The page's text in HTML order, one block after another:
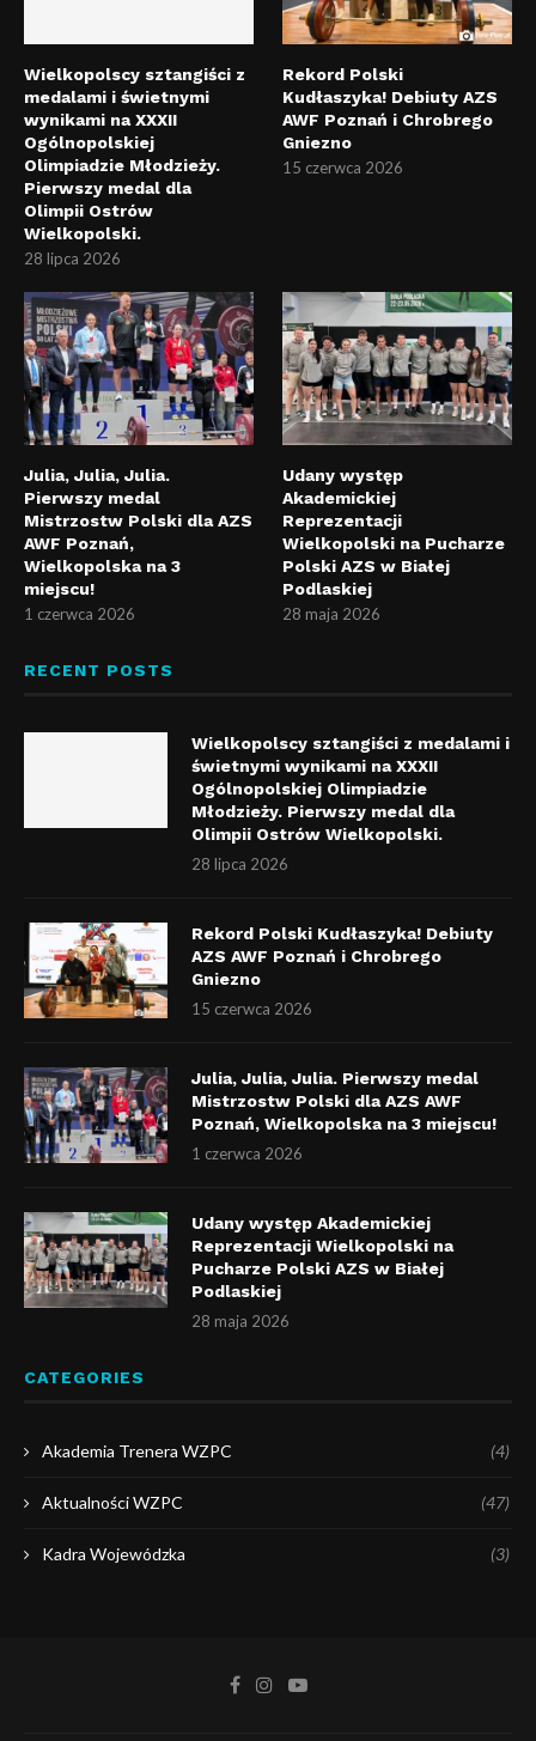
Wielkopolscy sztangiści z
medalami i świetnymi
wynikami na XXXII
Ogólnopolskiej
Olimpiadzie Młodzieży.
Pierwszy medal dla
Olimpii Ostrów
Wielkopolski.
28 lipca 2026
Rekord Polski
Kudłaszyka! Debiuty AZS
AWF Poznań i Chrobrego
Gniezno
15 czerwca 2026
Julia, Julia, Julia.
Pierwszy medal
Mistrzostw Polski dla AZS
AWF Poznań,
Wielkopolska na 3
miejscu!
1 czerwca 2026
Udany występ
Akademickiej
Reprezentacji
Wielkopolski na Pucharze
Polski AZS w Białej
Podlaskiej
28 maja 2026
RECENT POSTS
Wielkopolscy sztangiści z medalami i
świetnymi wynikami na XXXII
Ogólnopolskiej Olimpiadzie
Młodzieży. Pierwszy medal dla
Olimpii Ostrów Wielkopolski.
28 lipca 2026
Rekord Polski Kudłaszyka! Debiuty
AZS AWF Poznań i Chrobrego
Gniezno
15 czerwca 2026
Julia, Julia, Julia. Pierwszy medal
Mistrzostw Polski dla AZS AWF
Poznań, Wielkopolska na 3 miejscu!
1 czerwca 2026
Udany występ Akademickiej
Reprezentacji Wielkopolski na
Pucharze Polski AZS w Białej
Podlaskiej
28 maja 2026
CATEGORIES
Akademia Trenera WZPC (4)
Aktualności WZPC (47)
Kadra Wojewódzka (3)